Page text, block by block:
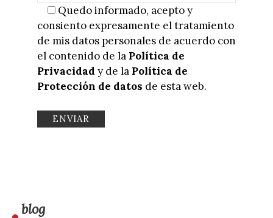
Quedo informado, acepto y
consiento expresamente el tratamiento
de mis datos personales de acuerdo con
el contenido de la Política de
Privacidad y de la Política de
Protección de datos de esta web.
blog